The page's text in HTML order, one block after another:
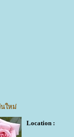
นใหม่
Location :